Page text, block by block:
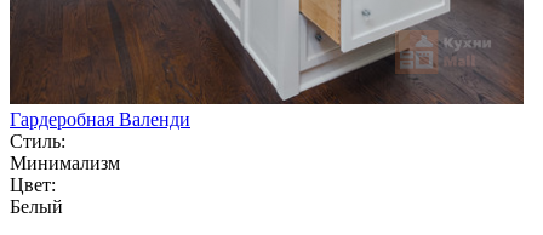
Гардеробная Валенди
Стиль:
Минимализм
Цвет:
Белый